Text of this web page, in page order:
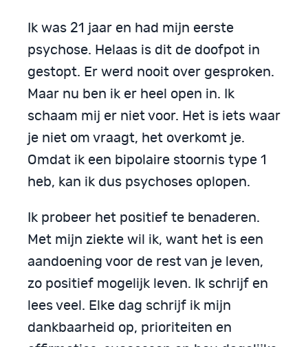
Ik was 21 jaar en had mijn eerste
psychose. Helaas is dit de doofpot in
gestopt. Er werd nooit over gesproken.
Maar nu ben ik er heel open in. Ik
schaam mij er niet voor. Het is iets waar
je niet om vraagt, het overkomt je.
Omdat ik een bipolaire stoornis type 1
heb, kan ik dus psychoses oplopen.
Ik probeer het positief te benaderen.
Met mijn ziekte wil ik, want het is een
aandoening voor de rest van je leven,
zo positief mogelijk leven. Ik schrijf en
lees veel. Elke dag schrijf ik mijn
dankbaarheid op, prioriteiten en